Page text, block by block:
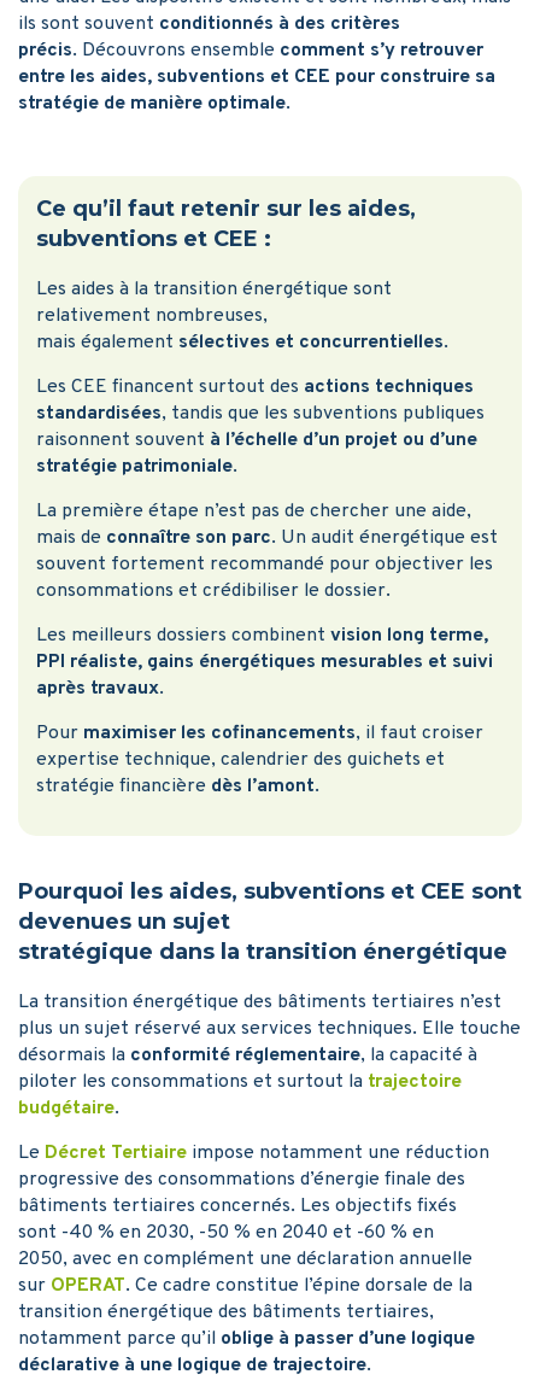
ils sont souvent conditionnés à des critères
précis. Découvrons ensemble comment s’y retrouver
entre les aides, subventions et CEE pour construire sa
stratégie de manière optimale.
Ce qu’il faut retenir sur les aides,
subventions et CEE :
Les aides à la transition énergétique sont
relativement nombreuses,
mais également sélectives et concurrentielles.
Les CEE financent surtout des actions techniques
standardisées, tandis que les subventions publiques
raisonnent souvent à l’échelle d’un projet ou d’une
stratégie patrimoniale.
La première étape n’est pas de chercher une aide,
mais de connaître son parc. Un audit énergétique est
souvent fortement recommandé pour objectiver les
consommations et crédibiliser le dossier.
Les meilleurs dossiers combinent vision long terme,
PPI réaliste, gains énergétiques mesurables et suivi
après travaux.
Pour maximiser les cofinancements, il faut croiser
expertise technique, calendrier des guichets et
stratégie financière dès l’amont.
Pourquoi les aides, subventions et CEE sont
devenues un sujet
stratégique dans la transition énergétique
La transition énergétique des bâtiments tertiaires n’est
plus un sujet réservé aux services techniques. Elle touche
désormais la conformité réglementaire, la capacité à
piloter les consommations et surtout la trajectoire
budgétaire.
Le Décret Tertiaire impose notamment une réduction
progressive des consommations d’énergie finale des
bâtiments tertiaires concernés. Les objectifs fixés
sont -40 % en 2030, -50 % en 2040 et -60 % en
2050, avec en complément une déclaration annuelle
sur OPERAT. Ce cadre constitue l’épine dorsale de la
transition énergétique des bâtiments tertiaires,
notamment parce qu’il oblige à passer d’une logique
déclarative à une logique de trajectoire.